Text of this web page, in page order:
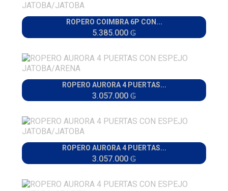
ROPERO COIMBRA 6P CON...
5.385.000 ₲
ROPERO AURORA 4 PUERTAS...
3.057.000 ₲
ROPERO AURORA 4 PUERTAS...
3.057.000 ₲